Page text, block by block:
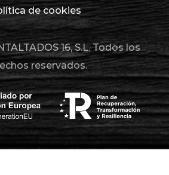
de cookies
16, S.L. Todos los
reservados.